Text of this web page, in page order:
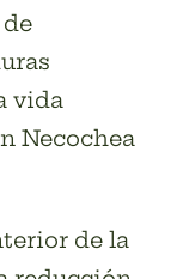
vida
Necochea
de la